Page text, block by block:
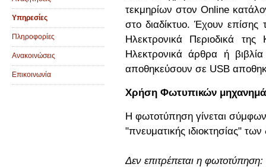
τεκμηρίων στον Online
στο διαδίκτυο. Έχουν επίσης
Ηλεκτρονικά Περιοδικά
Ηλεκτρονικά άρθρα ή
αποθηκεύσουν σε USB
Χρήση Φωτυπικών
Η φωτοτύπηση γίνεται
"πνευματικής ιδιοκτησίας"
Δεν επιτρέπεται η φωτοτύπηση:
Υπηρεσίες
Πληροφορίες
Ανακοινώσεις
Επικοινωνία